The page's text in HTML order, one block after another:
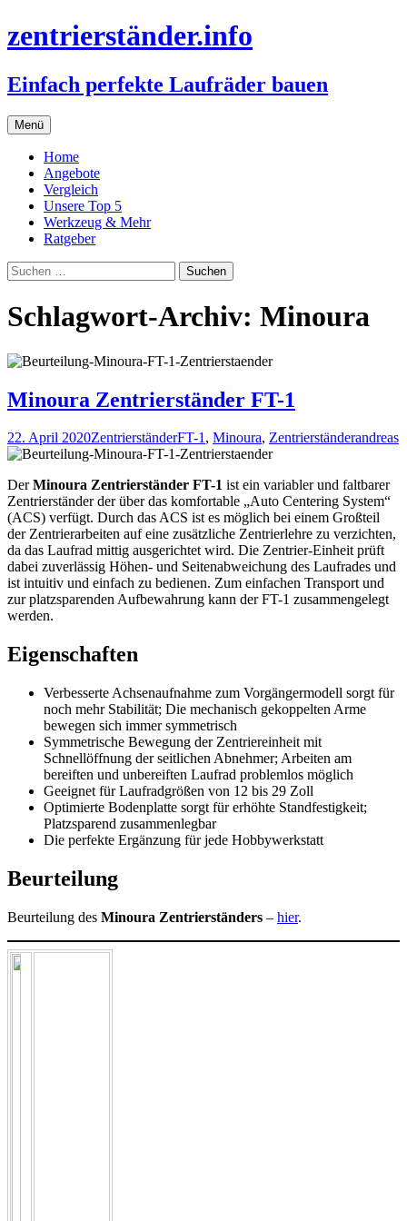
zentrierständer.info
Einfach perfekte Laufräder bauen
Menü Zum
Inhalt
springen
Home
Angebote
Vergleich
Unsere Top 5
Werkzeug & Mehr
Ratgeber
Suchen
nach:
Schlagwort-Archiv: Minoura
Minoura Zentrierständer FT-1
22. April 2020ZentrierständerFT-1, Minoura, Zentrierständerandreas
DerMinoura Zentrierständer FT-1 ist ein variabler und faltbarer
Zentrierständer der über das komfortable „Auto Centering Sys­tem“
(ACS) verfügt. Durch das ACS ist es möglich bei einem Großteil
der Zentrierarbeiten auf eine zusätzliche Zentrierlehre zu verzichten,
da das Laufrad mittig ausgerichtet wird. Die Zentrier-Einheit prüft
dabei zuverlässig Höhen- und Seitenabweichung des Laufrades und
ist intuitiv und einfach zu bedienen. Zum einfachen Transport und
zur platzsparenden Aufbewahrung kann der FT-1 zusammengelegt
werden.
Eigenschaften
Verbesserte Achsenaufnahme zum Vorgängermodell sorgt für
noch mehr Stabilität; Die mechanisch gekoppelten Arme
bewegen sich immer symmetrisch
Symmetrische Bewegung der Zentriereinheit mit
Schnellöffnung der seitlichen Abnehmer; Arbeiten am
bereiften und unbereiften Laufrad problemlos möglich
Geeignet für Laufradgrößen von 12 bis 29 Zoll
Optimierte Bodenplatte sorgt für erhöhte Standfestigkeit;
Platzsparend zusammenlegbar
Die perfekte Ergänzung für jede Hobbywerkstatt
Beurteilung
Beurteilung des Minoura Zentrierständers – hier.